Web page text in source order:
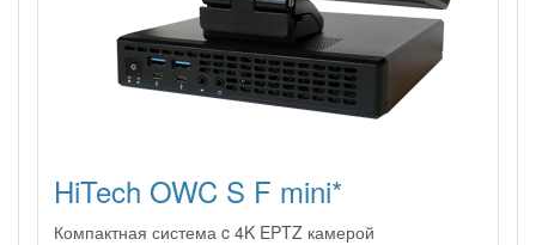
HiTech OWC S F mini*
Компактная система c 4K EPTZ камерой